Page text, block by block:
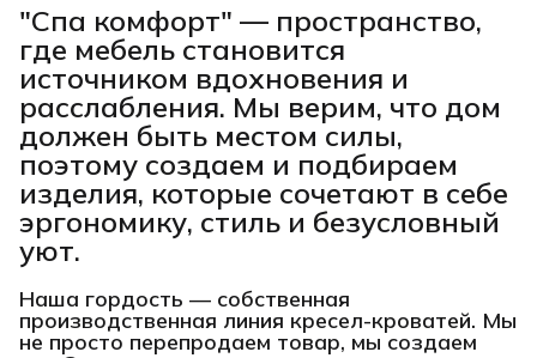
"Спа комфорт" — пространство,
где мебель становится
источником вдохновения и
расслабления. Мы верим, что дом
должен быть местом силы,
поэтому создаем и подбираем
изделия, которые сочетают в себе
эргономику, стиль и безусловный
уют.
Наша гордость — собственная
производственная линия кресел-кроватей. Мы
не просто перепродаем товар, мы создаем